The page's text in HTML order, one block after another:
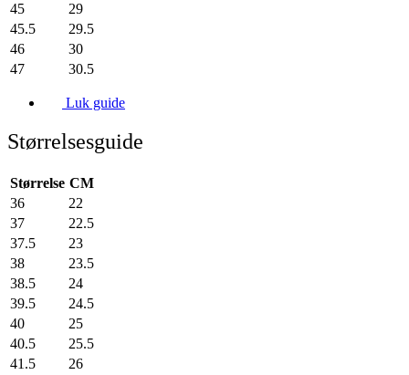
45
29
45.5
29.5
46
30
47
30.5
Luk guide
Størrelsesguide
Størrelse CM
36
22
37
22.5
37.5
23
38
23.5
38.5
24
39.5
24.5
40
25
40.5
25.5
41.5
26